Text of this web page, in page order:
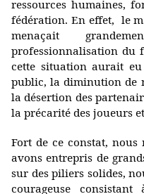
ressources humaines,
fédération. En effet, le
menaçait
professionnalisation du
cette situation aurait
public, la diminution de
la désertion des
la précarité des joueurs
Fort de ce constat,
avons entrepris de
sur des piliers solides,
courageuse